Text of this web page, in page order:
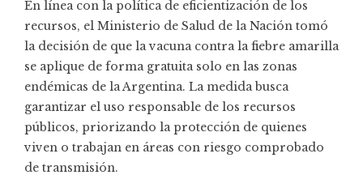
En línea con la política de eficientización de los
recursos, el Ministerio de Salud de la Nación tomó
la decisión de que la vacuna contra la fiebre amarilla
se aplique de forma gratuita solo en las zonas
endémicas de la Argentina. La medida busca
garantizar el uso responsable de los recursos
públicos, priorizando la protección de quienes
viven o trabajan en áreas con riesgo comprobado
de transmisión.